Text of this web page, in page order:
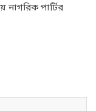
পার্টির